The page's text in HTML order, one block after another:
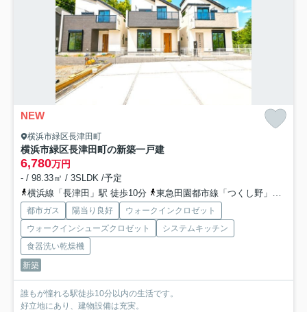
NEW
横浜市緑区長津田町
横浜市緑区長津田町の新築一戸建
6,780万円
- / 98.33㎡ / 3SLDK /予定
横浜線「長津田」駅 徒歩10分
東急田園都市線「つくし野」駅 徒歩18分
都市ガス 陽当り良好
ウォークインクロゼット
ウォークインシューズクロゼット
システムキッチン
食器洗い乾燥機
新築
誰もが憧れる駅徒歩10分以内の生活です。
好立地にあり、建物設備は充実。